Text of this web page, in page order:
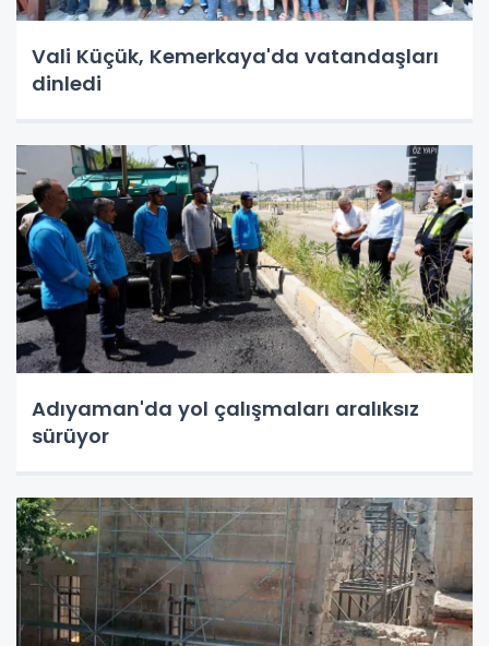
Vali Küçük, Kemerkaya'da vatandaşları
dinledi
Adıyaman'da yol çalışmaları aralıksız
sürüyor